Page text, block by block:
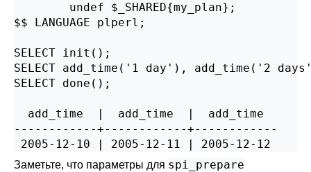
        undef $_SHARED{my_plan};
$$ LANGUAGE plperl;
SELECT init();
SELECT add_time('1 day'), add_time('2
SELECT done();
  add_time  |  add_time  |  add_time
------------+------------+------------
2005-12-10 | 2005-12-11 | 2005-12-12
Заметьте, что параметры для spi_prepare